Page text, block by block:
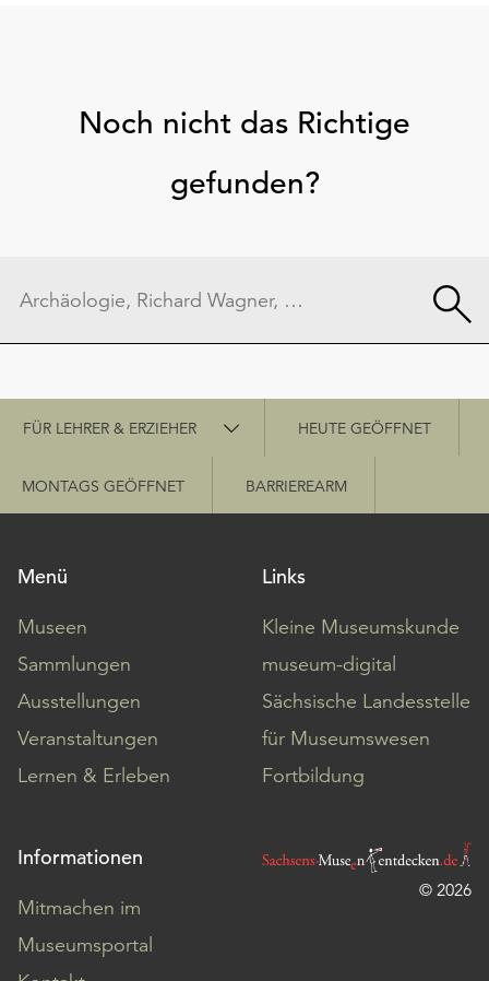
Noch nicht das Richtige
gefunden?
Schnellzugriff
FÜR LEHRER & ERZIEHER HEUTE GEÖFFNET
MONTAGS GEÖFFNET BARRIEREARM
Menü
Museen
Sammlungen
Ausstellungen
Veranstaltungen
Lernen & Erleben
Links
Kleine Museumskunde
museum-digital
Sächsische Landesstelle
für Museumswesen
Fortbildung
Informationen
Mitmachen im
Museumsportal
© 2026